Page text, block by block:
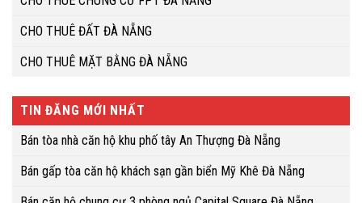
CHO THUÊ ĐẤT ĐÀ NẴNG
CHO THUÊ MẶT BẰNG ĐÀ NẴNG
TIN ĐĂNG MỚI NHẤT
Bán tòa nhà căn hộ khu phố tây An Thượng Đà Nẵng
Bán gấp tòa căn hộ khách sạn gần biển Mỹ Khê Đà Nẵng